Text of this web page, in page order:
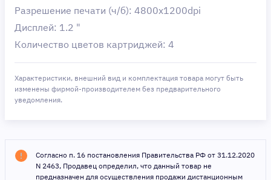
Разрешение печати (ч/б): 4800x1200dpi
Дисплей: 1.2 "
Количество цветов картриджей: 4
Характеристики, внешний вид и комплектация товара могут быть
изменены фирмой-производителем без предварительного
уведомления.
Согласно п. 16 постановления Правительства РФ от 31.12.2020
N 2463, Продавец определил, что данный товар не
предназначен для осуществления продажи дистанционным